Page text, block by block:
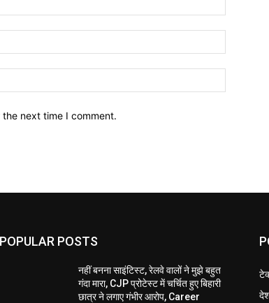
next time I comment.
POPULAR POSTS
नहीं बनना साइंटिस्ट, रेलवे वालों ने मुझे बहुत
गंदा मारा, CJP प्रोटेस्ट में चर्चित हुए बिहारी
छात्र ने लगाए गंभीर आरोप, Career